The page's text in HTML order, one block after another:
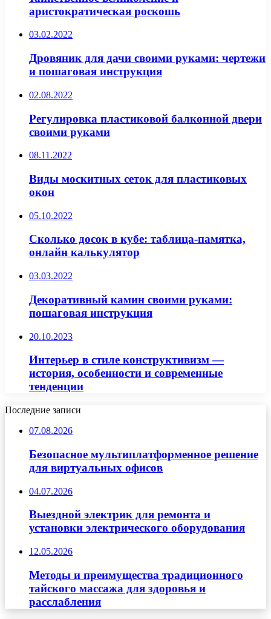
аристократическая роскошь
03.02.2022
Дровяник для дачи своими руками: чертежи
и пошаговая инструкция
02.08.2022
Регулировка пластиковой балконной двери
своими руками
08.11.2022
Виды москитных сеток для пластиковых
окон
05.10.2022
Сколько досок в кубе: таблица-памятка,
онлайн калькулятор
03.03.2022
Декоративный камин своими руками:
пошаговая инструкция
20.10.2023
Интерьер в стиле конструктивизм —
история, особенности и современные
тенденции
Последние записи
07.08.2026
Безопасное мультиплатформенное решение
для виртуальных офисов
04.07.2026
Выездной электрик для ремонта и
установки электрического оборудования
12.05.2026
Методы и преимущества традиционного
тайского массажа для здоровья и
расслабления